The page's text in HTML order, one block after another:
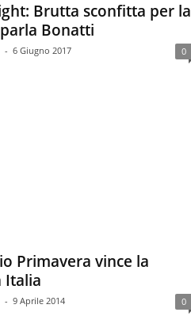
Brutta sconfitta per la
Bonatti
- 6 Giugno 2017 0
Primavera vince la
Italia
- 9 Aprile 2014 0